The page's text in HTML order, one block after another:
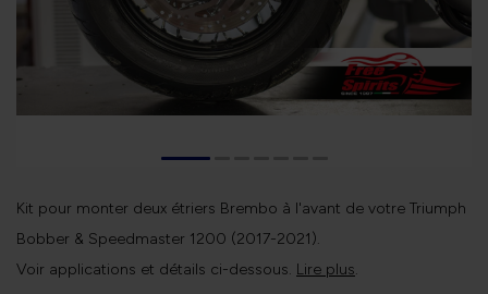
Kit pour monter deux étriers Brembo à l'avant de votre Triumph
Bobber & Speedmaster 1200 (2017-2021).
Voir applications et détails ci-dessous. Lire plus.